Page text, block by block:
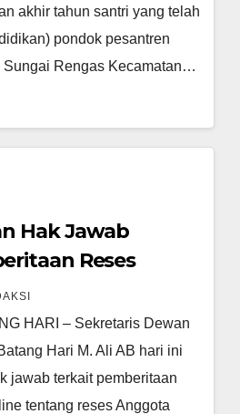
akhir tahun santri yang telah
pondok pesantren
Sungai Rengas Kecamatan…
Hak Jawab
Reses
Hari
HARI – Sekretaris Dewan
Hari M. Ali AB hari ini
jawab terkait pemberitaan
tentang reses Anggota